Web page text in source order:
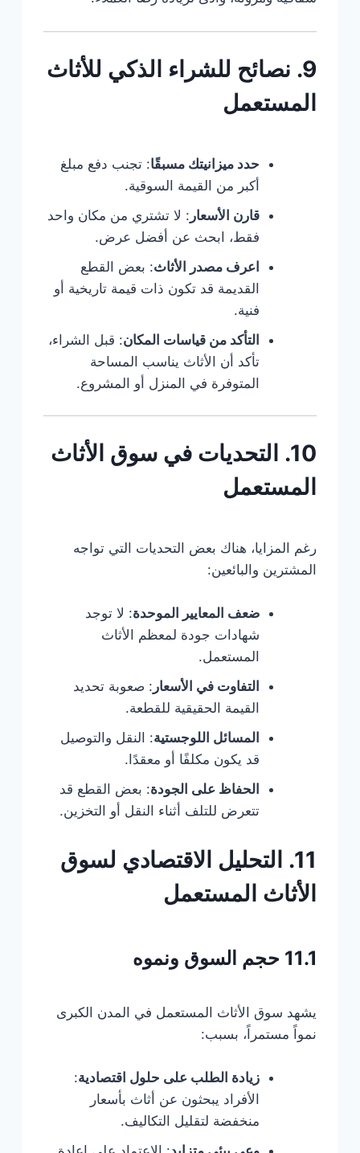
9. نصائح للشراء الذكي للأثاث
المستعمل
حدد ميزانيتك مسبقًا: تجنب دفع مبلغ
أكبر من القيمة السوقية.
قارن الأسعار : لا تشتري من مكان واحد
فقط، ابحث عن أفضل عرض.
اعرف مصدر الأثاث: بعض القطع
القديمة قد تكون ذات قيمة تاريخية أو
فنية.
التأكد من قياسات المكان: قبل الشراء،
تأكد أن الأثاث يناسب المساحة
المتوفرة في المنزل أو المشروع.
10. التحديات في سوق الأثاث
المستعمل
رغم المزايا، هناك بعض التحديات التي تواجه
المشترين والبائعين:
ضعف المعايير الموحدة: لا توجد
شهادات جودة لمعظم الأثاث
المستعمل.
التفاوت في الأسعار : صعوبة تحديد
القيمة الحقيقية للقطعة.
المسائل اللوجستية: النقل والتوصيل
قد يكون مكلفًا أو معقدًا.
الحفاظ على الجودة: بعض القطع قد
تتعرض للتلف أثناء النقل أو التخزين.
11. التحليل الاقتصادي لسوق
الأثاث المستعمل
11.1 حجم السوق ونموه
يشهد سوق الأثاث المستعمل في المدن الكبرى
نمواً مستمراً، بسبب:
زيادة الطلب على حلول اقتصادية:
الأفراد يبحثون عن أثاث بأسعار
منخفضة لتقليل التكاليف.